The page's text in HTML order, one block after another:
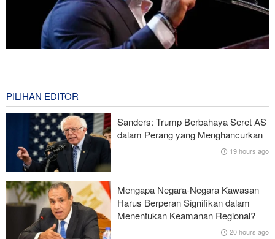
Ghalibaf kepada Trump: Diplomasi Sandiwara AS telah Gagal !
Survei Reuters: Perang dengan Iran Faktor Penyebab
Ketidakstabilan Harga BBM di AS
Serangan Iran Sebabkan Lebih dari 700 Tentara AS Geger Otak
Gagal dalam Perang dengan Iran, Dua Pejabat Senior Mossad
Dipecat
PILIHAN EDITOR
Sanders: Trump Berbahaya Seret AS
dalam Perang yang Menghancurkan
19 hours ago
Mengapa Negara-Negara Kawasan
Harus Berperan Signifikan dalam
Menentukan Keamanan Regional?
20 hours ago